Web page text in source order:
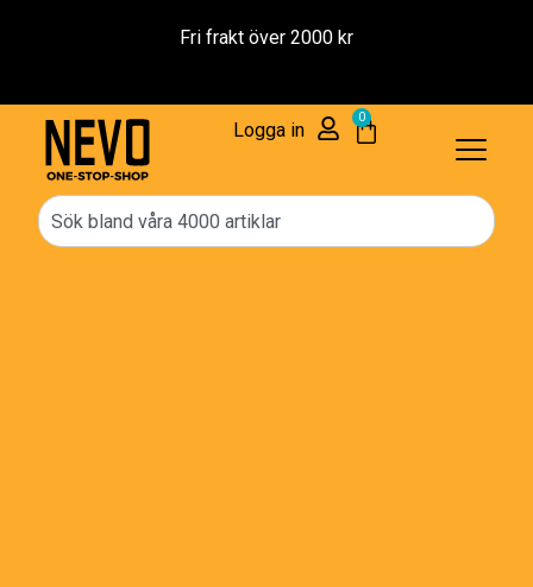
Fri frakt över 2000 kr
Logga in
0